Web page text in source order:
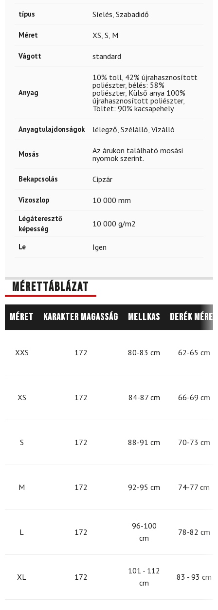
típus Síelés Szabadidő
Méret XS S M
Vágott standard
Anyag
10% toll 42% újrahasznosított
poliészter, bélés: 58%
poliészter, Külső anya 100%
újrahasznosított poliészter,
Töltet: 90% kacsapehely
Anyagtulajdonságok lélegző Szélálló Vízálló
Mosás
Az árukon található mosási
nyomok szerint.
Bekapcsolás Cipzár
Vízoszlop 10 000 mm
Légáteresztő
képesség
10 000 g/m2
Le Igen
Mérettáblázat
Méret Karakter magasság Mellkas Derék méret
XXS 172 80-83 cm 62-65 cm
XS 172 84-87 cm 66-69 cm
S 172 88-91 cm 70-73 cm
M 172 92-95 cm 74-77 cm
L 172
96-100
cm
78-82 cm
XL 172
101 - 112
cm
83 - 93 cm